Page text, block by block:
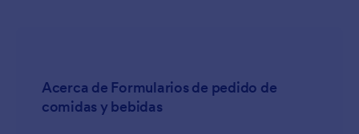
y soltad los campos y elementos visuales hasta que
estéis satisfechos con el diseño de vuestra plantilla.
Sentiros en total libertad de añadir franjas de
Acerca de Formularios de pedido de
comidas y bebidas